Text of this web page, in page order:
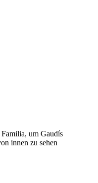
um Gaudís
innen zu sehen